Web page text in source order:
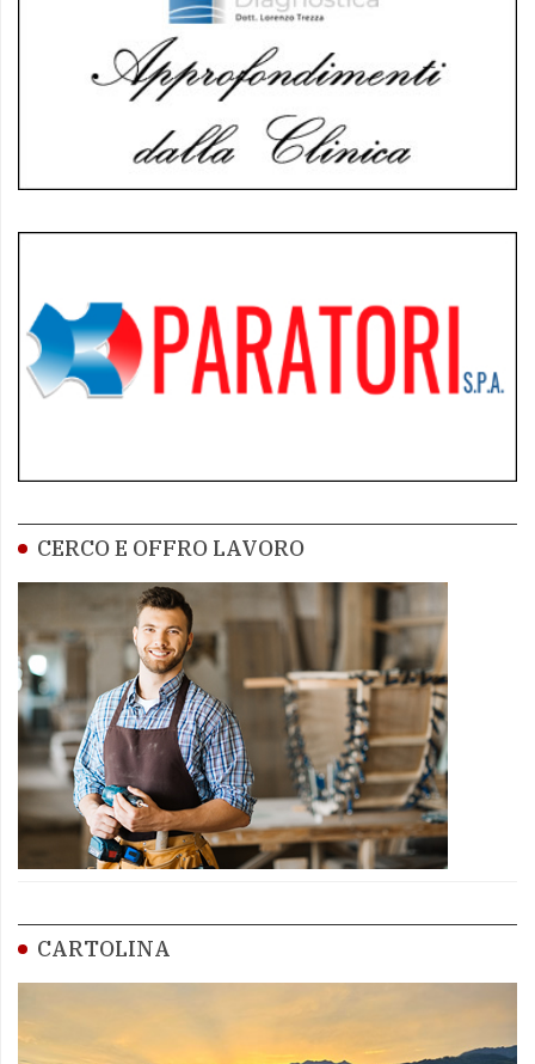
CERCO E OFFRO LAVORO
CARTOLINA